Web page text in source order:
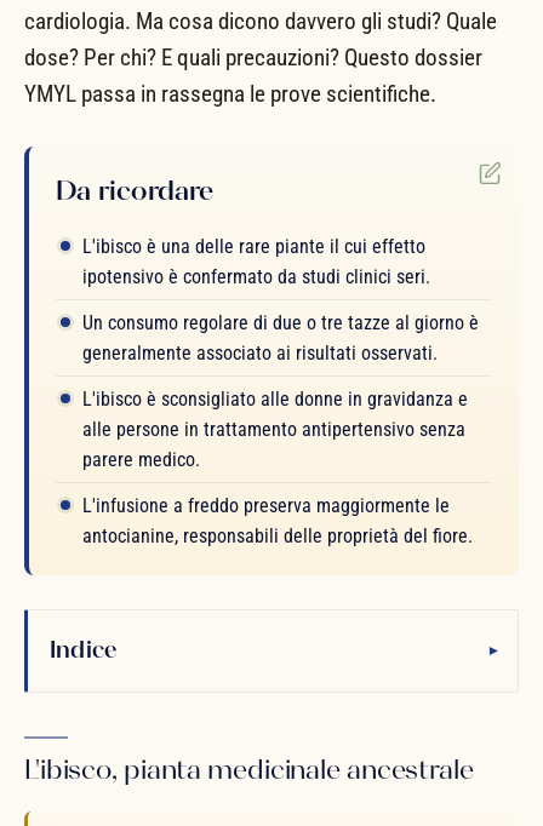
cardiologia. Ma cosa dicono davvero gli studi? Quale
dose? Per chi? E quali precauzioni? Questo dossier
YMYL passa in rassegna le prove scientifiche.
Da ricordare
L'ibisco è una delle rare piante il cui effetto
ipotensivo è confermato da studi clinici seri.
Un consumo regolare di due o tre tazze al giorno è
generalmente associato ai risultati osservati.
L'ibisco è sconsigliato alle donne in gravidanza e
alle persone in trattamento antipertensivo senza
parere medico.
L'infusione a freddo preserva maggiormente le
antocianine, responsabili delle proprietà del fiore.
Indice ▾
L'ibisco, pianta medicinale ancestrale